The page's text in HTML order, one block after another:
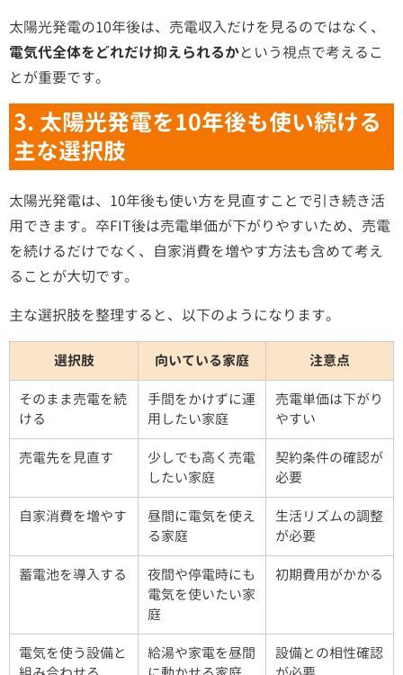
太陽光発電の10年後は、売電収入だけを見るのではなく、
電気代全体をどれだけ抑えられるかという視点で考えるこ
とが重要です。
3. 太陽光発電を10年後も使い続ける
主な選択肢
太陽光発電は、10年後も使い方を見直すことで引き続き活
用できます。卒FIT後は売電単価が下がりやすいため、売電
を続けるだけでなく、自家消費を増やす方法も含めて考え
ることが大切です。
主な選択肢を整理すると、以下のようになります。
選択肢 向いている家庭 注意点
そのまま売電を続
ける
手間をかけずに運
用したい家庭
売電単価は下がり
やすい
売電先を見直す
少しでも高く売電
したい家庭
契約条件の確認が
必要
自家消費を増やす
昼間に電気を使え
る家庭
生活リズムの調整
が必要
蓄電池を導入する
夜間や停電時にも
電気を使いたい家
庭
初期費用がかかる
電気を使う設備と
給湯や家電を昼間
設備との相性確認